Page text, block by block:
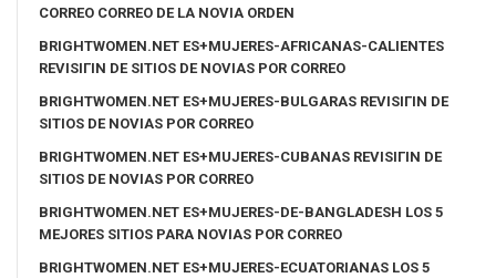
CORREO CORREO DE LA NOVIA ORDEN
BRIGHTWOMEN.NET ES+MUJERES-AFRICANAS-CALIENTES
REVISIГІN DE SITIOS DE NOVIAS POR CORREO
BRIGHTWOMEN.NET ES+MUJERES-BULGARAS REVISIГІN DE
SITIOS DE NOVIAS POR CORREO
BRIGHTWOMEN.NET ES+MUJERES-CUBANAS REVISIГІN DE
SITIOS DE NOVIAS POR CORREO
BRIGHTWOMEN.NET ES+MUJERES-DE-BANGLADESH LOS 5
MEJORES SITIOS PARA NOVIAS POR CORREO
BRIGHTWOMEN.NET ES+MUJERES-ECUATORIANAS LOS 5